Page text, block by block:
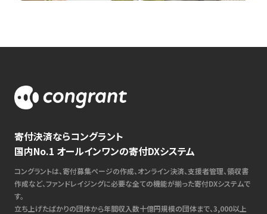
寄付決済ならコングラント
国内No.1 オールインワンの寄付DXシステム
コングラントは、寄付募集ページの作成、オンライン決済、支援者管理、領収書
作成など、ファンドレイジングに必要な全ての機能が揃った寄付DXシステムで
す。
立ち上げたばかりの団体から年間収入数十億円規模の団体まで、3,000以上